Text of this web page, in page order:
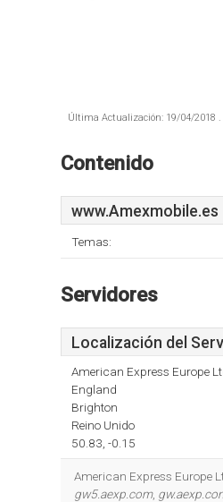
Última Actualización: 19/04/2018 .
Contenido
www.Amexmobile.es
Temas:
Servidores
Localización del
American Express Europe
England
Brighton
Reino Unido
50.83, -0.15
American Express Europe
gw5.aexp.com,